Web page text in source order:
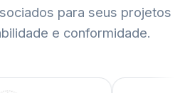
para seus projetos
e conformidade.